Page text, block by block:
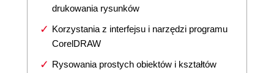
drukowania rysunków
Korzystania z interfejsu i narzędzi programu
CorelDRAW
Rysowania prostych obiektów i kształtów